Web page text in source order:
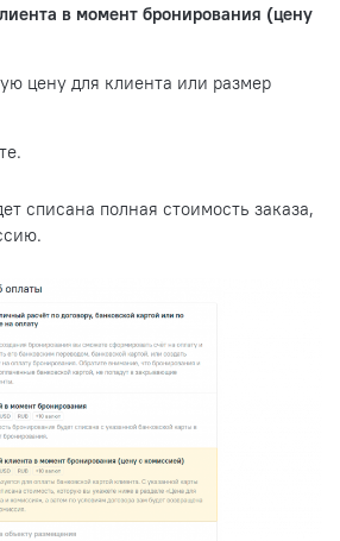
в момент бронирования (цену
цену для клиента или размер
списана полная стоимость заказа,